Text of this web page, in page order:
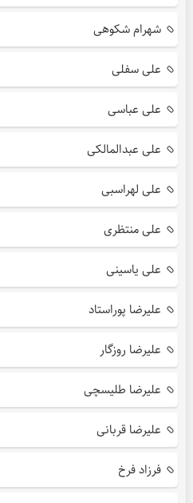
شهرام شکوهی
علی سفلی
علی عباسی
علی عبدالمالکی
علی لهراسبی
علی منتظری
علی یاسینی
علیرضا پوراستاد
علیرضا روزگار
علیرضا طلیسچی
علیرضا قربانی
فرزاد فرخ